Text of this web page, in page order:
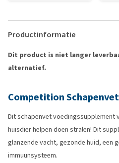
Productinformatie
Dit product is niet langer
alternatief.
Competition Schapenvet
Dit schapenvet voedingssupplement
huisdier helpen doen stralen! Dit
glanzende vacht, gezonde huid, een
immuunsysteem.